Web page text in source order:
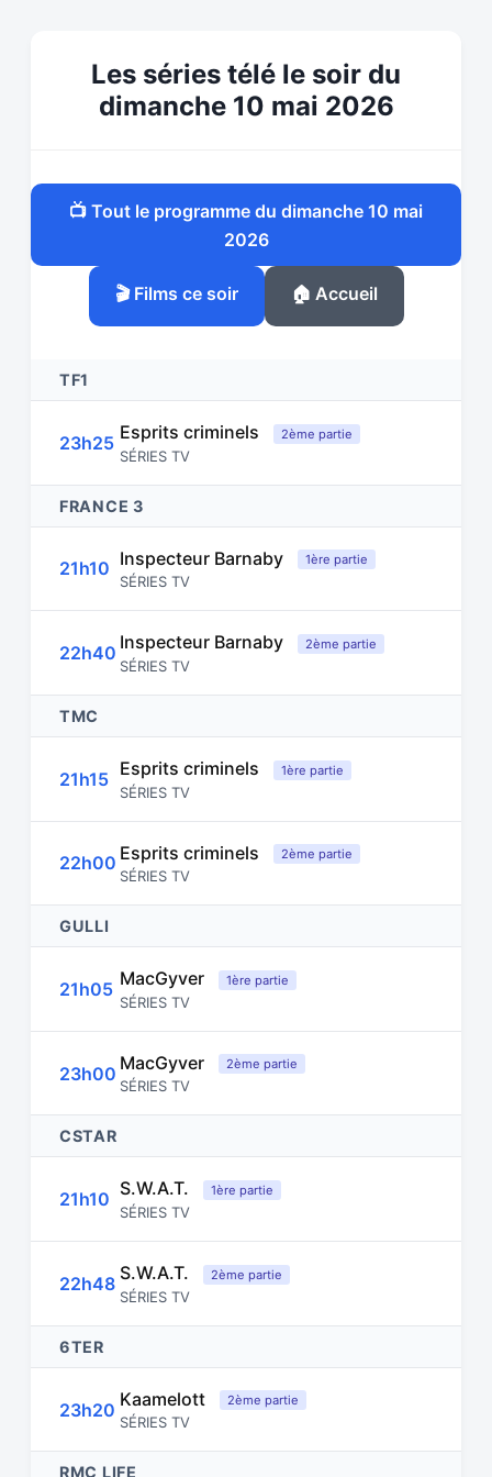
Les séries télé le soir du
dimanche 10 mai 2026
📺 Tout le programme du dimanche 10 mai
2026
🎬 Films ce soir 🏠 Accueil
TF1
23h25 Esprits criminels 2ème partie
SÉRIES TV
FRANCE 3
21h10 Inspecteur Barnaby 1ère partie
SÉRIES TV
22h40 Inspecteur Barnaby 2ème partie
SÉRIES TV
TMC
21h15 Esprits criminels 1ère partie
SÉRIES TV
22h00 Esprits criminels 2ème partie
SÉRIES TV
GULLI
21h05 MacGyver 1ère partie
SÉRIES TV
23h00 MacGyver 2ème partie
SÉRIES TV
CSTAR
21h10 S.W.A.T. 1ère partie
SÉRIES TV
22h48 S.W.A.T. 2ème partie
SÉRIES TV
6TER
23h20 Kaamelott 2ème partie
SÉRIES TV
RMC LIFE